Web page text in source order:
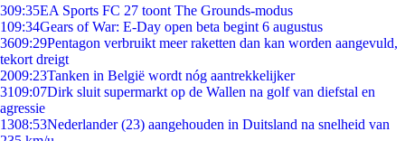
309:35EA Sports FC 27 toont The Grounds-modus
109:34Gears of War: E-Day open beta begint 6 augustus
3609:29Pentagon verbruikt meer raketten dan kan worden aangevuld,
tekort dreigt
2009:23Tanken in België wordt nóg aantrekkelijker
3109:07Dirk sluit supermarkt op de Wallen na golf van diefstal en
agressie
1308:53Nederlander (23) aangehouden in Duitsland na snelheid van